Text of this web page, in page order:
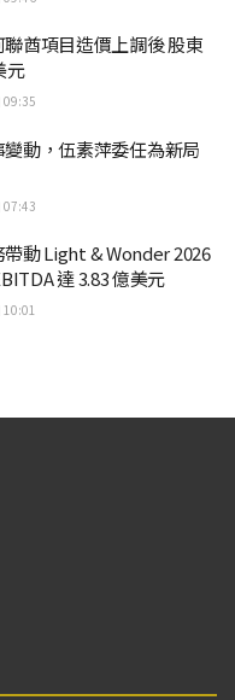
酋項目造價上調後 股東
元
09:35
動，伍素萍委任為新局
07:43
動 Light & Wonder 2026
達 3.83 億美元
10:01